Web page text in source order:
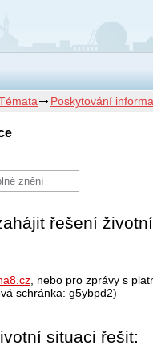
Poskytování
znění
řešení
, nebo pro zprávy s
schránka: g5ybpd2)
situaci řešit: